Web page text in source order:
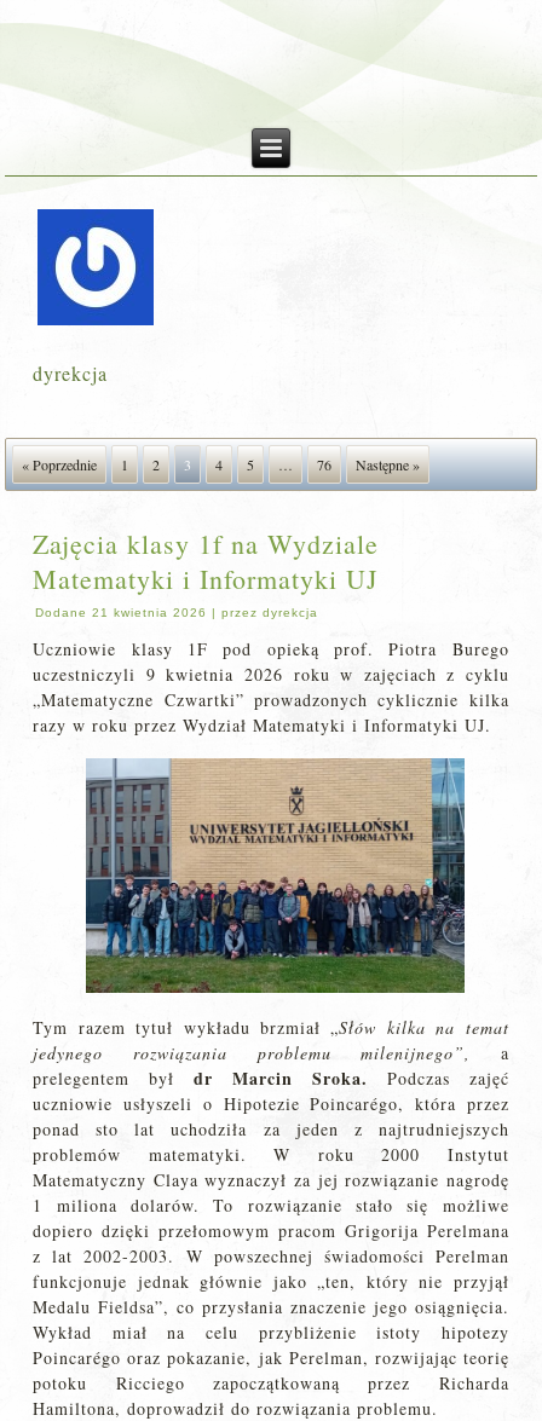
dyrekcja
« Poprzednie 1 2 3 4 5 … 76 Następne »
Zajęcia klasy 1f na Wydziale
Matematyki i Informatyki UJ
Dodane 21 kwietnia 2026 |przez dyrekcja
Uczniowie klasy 1F pod opieką prof. Piotra Burego
uczestniczyli 9 kwietnia 2026 roku w zajęciach z cyklu
„Matematyczne Czwartki” prowadzonych cyklicznie kilka
razy w roku przez Wydział Matematyki i Informatyki UJ.
Tym razem tytuł wykładu brzmiał „Słów kilka na temat
jedynego rozwiązania problemu milenijnego”, a
prelegentem byłdr Marcin Sroka. Podczas zajęć
uczniowie usłyszeli o Hipotezie Poincarégo, która przez
ponad sto lat uchodziła za jeden z najtrudniejszych
problemów matematyki. W roku 2000 Instytut
Matematyczny Claya wyznaczył za jej rozwiązanie nagrodę
1 miliona dolarów. To rozwiązanie stało się możliwe
dopiero dzięki przełomowym pracom Grigorija Perelmana
z lat 2002-2003. W powszechnej świadomości Perelman
funkcjonuje jednak głównie jako „ten, który nie przyjął
Medalu Fieldsa”, co przysłania znaczenie jego osiągnięcia.
Wykład miał na celu przybliżenie istoty hipotezy
Poincarégo oraz pokazanie, jak Perelman, rozwijając teorię
potoku Ricciego zapoczątkowaną przez Richarda
Hamiltona, doprowadził do rozwiązania problemu.